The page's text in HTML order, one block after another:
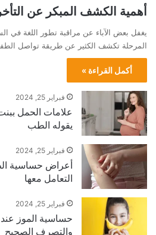
أهمية الكشف المبكر عن
يغفل بعض الآباء عن مراقبة تطور اللغة في
المرحلة تكشف الكثير عن طريقة تواصل
أكمل القراءة »
فبراير 25, 2024
يقوله الطب
فبراير 25, 2024
أعراض حساسية
التعامل معها
فبراير 25, 2024
حساسية الموز
والتصرف الصحيح